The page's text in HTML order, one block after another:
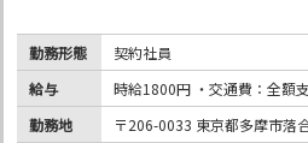
勤務形態
契約社員
給与
時給1800円 ・交通費：全額
勤務地
〒206-0033 東京都多摩市落